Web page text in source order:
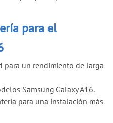
para el
para un rendimiento de larga
Samsung Galaxy A16.
para una instalación más